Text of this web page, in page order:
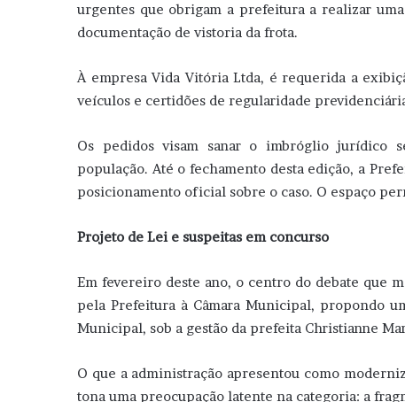
urgentes que obrigam a prefeitura a realizar
documentação de vistoria da frota.
À empresa Vida Vitória Ltda, é requerida a
veículos e certidões de regularidade
Os pedidos visam sanar o imbróglio jurídico
população. Até o fechamento desta edição, a
posicionamento oficial sobre o caso. O espaço
Projeto de Lei e suspeitas em concurso
Em fevereiro deste ano, o centro do debate que
pela Prefeitura à Câmara Municipal, propondo
Municipal, sob a gestão da prefeita Christianne
O que a administração apresentou como
tona uma preocupação latente na categoria: a